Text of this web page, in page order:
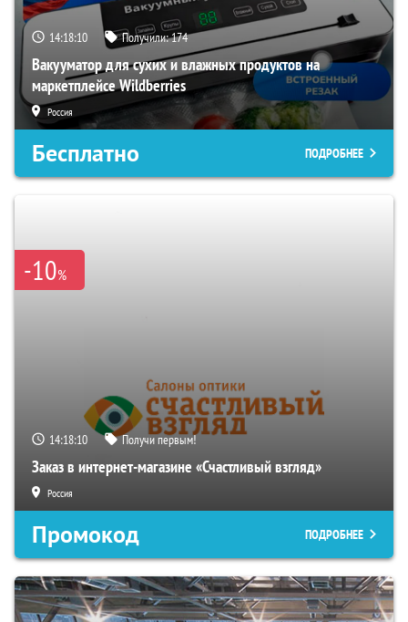
14:18:09 Получили:174
Вакууматор для сухих и влажных продуктов на
маркетплейсе Wildberries
Россия
Бесплатно ПОДРОБНЕЕ
-10%
14:18:09 Получи первым!
Заказ в интернет-магазине «Счастливый взгляд»
Россия
Промокод ПОДРОБНЕЕ